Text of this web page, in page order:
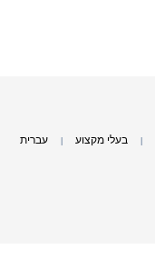
בעלי מקצוע עברית